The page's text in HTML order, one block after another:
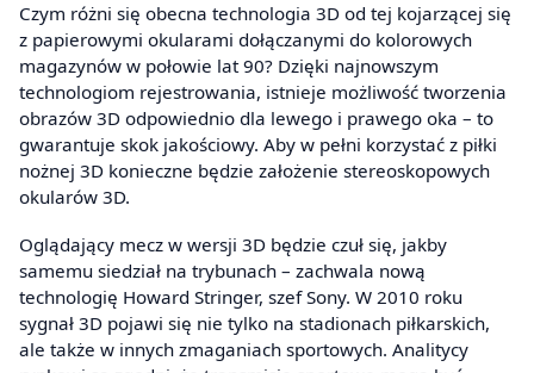
Czym różni się obecna technologia 3D od tej kojarzącej się
z papierowymi okularami dołączanymi do kolorowych
magazynów w połowie lat 90? Dzięki najnowszym
technologiom rejestrowania, istnieje możliwość tworzenia
obrazów 3D odpowiednio dla lewego i prawego oka – to
gwarantuje skok jakościowy. Aby w pełni korzystać z piłki
nożnej 3D konieczne będzie założenie stereoskopowych
okularów 3D.
Oglądający mecz w wersji 3D będzie czuł się, jakby
samemu siedział na trybunach – zachwala nową
technologię Howard Stringer, szef Sony. W 2010 roku
sygnał 3D pojawi się nie tylko na stadionach piłkarskich,
ale także w innych zmaganiach sportowych. Analitycy